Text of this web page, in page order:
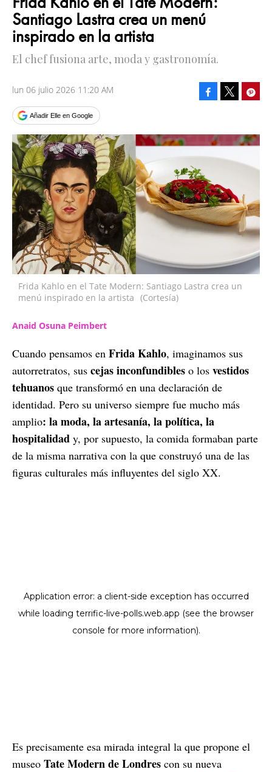
Santiago Lastra crea un menú
inspirado en la artista
El chef fusiona arte, moda y gastronomía.
lun 06 julio 2026 11:20 AM
Añadir Elle en Google
Facebook
Frida Kahlo en el Tate Modern: Santiago Lastra crea un
menú inspirado en la artista (Cortesía)
Anaid Osuna Peimbert
Cuando pensamos en Frida Kahlo, imaginamos sus
autorretratos, sus cejas inconfundibles o los vestidos
tehuanos que transformó en una declaración de
identidad. Pero su universo siempre fue mucho más
amplio: la moda, la artesanía, la política, la
hospitalidad y, por supuesto, la comida formaban parte
de la misma narrativa con la que construyó una de las
figuras culturales más influyentes del siglo XX.
Es precisamente esa mirada integral la que propone el
museo Tate Modern de Londres con su nueva